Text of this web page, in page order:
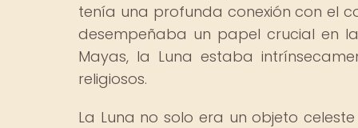
tenía una profunda conexión con el
desempeñaba un papel crucial en
Mayas, la Luna estaba
religiosos.
La Luna no solo era un objeto